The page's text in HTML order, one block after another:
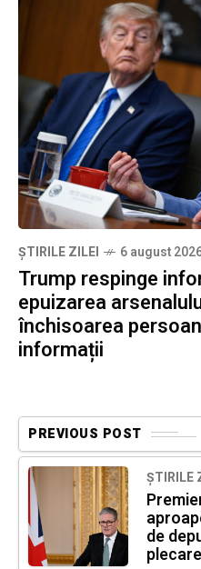
ȘTIRILE ZILEI 6 august
Trump respinge
epuizarea
închisoarea
informații
PREVIOUS POST
ȘTIRILE
de